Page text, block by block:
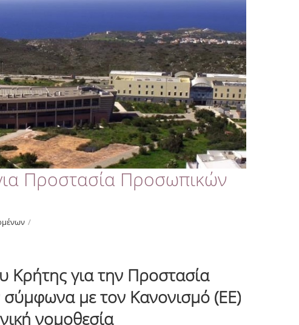
Προστασία Προσωπικών
/
Κρήτης για την Προστασία
με τον Κανονισμό (ΕΕ)
νομοθεσία